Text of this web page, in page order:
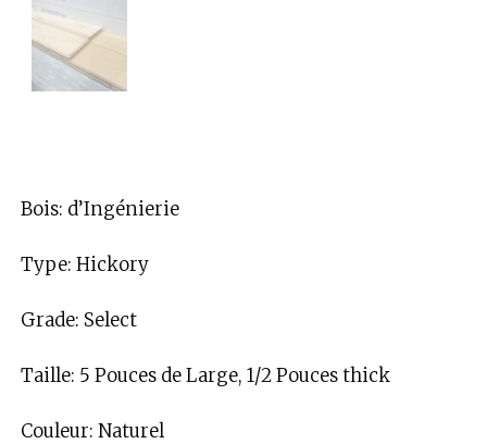
Bois: d’Ingénierie
Type: Hickory
Grade: Select
Taille: 5 Pouces de Large, 1/2 Pouces thick
Couleur: Naturel